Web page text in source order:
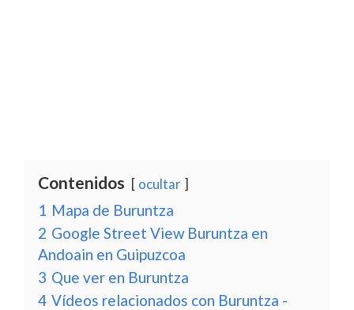
Contenidos ocultar
1 Mapa de Buruntza
2 Google Street View Buruntza en
Andoain en Guipuzcoa
3 Que ver en Buruntza
4 Vídeos relacionados con Buruntza -